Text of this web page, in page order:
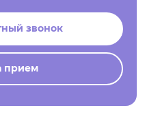
звонок
прием